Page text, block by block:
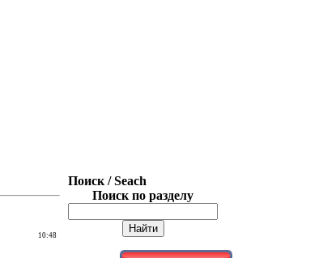
10:48
Поиск / Seach
Поиск по разделу